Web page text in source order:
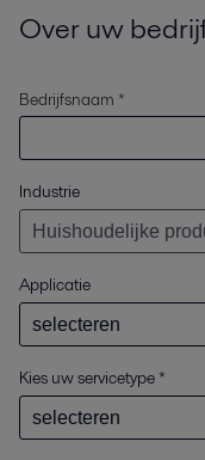
Over uw
Bedrijfsnaam *
Industrie
Applicatie
Kies uw servicetype *